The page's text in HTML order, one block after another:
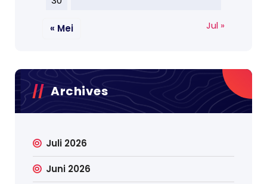
« Mei Jul »
Archives
Juli 2026
Juni 2026